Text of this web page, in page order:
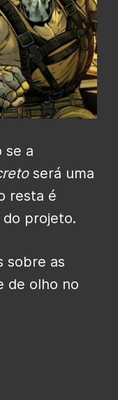
se a
será uma
resta é
projeto.
sobre as
de olho no